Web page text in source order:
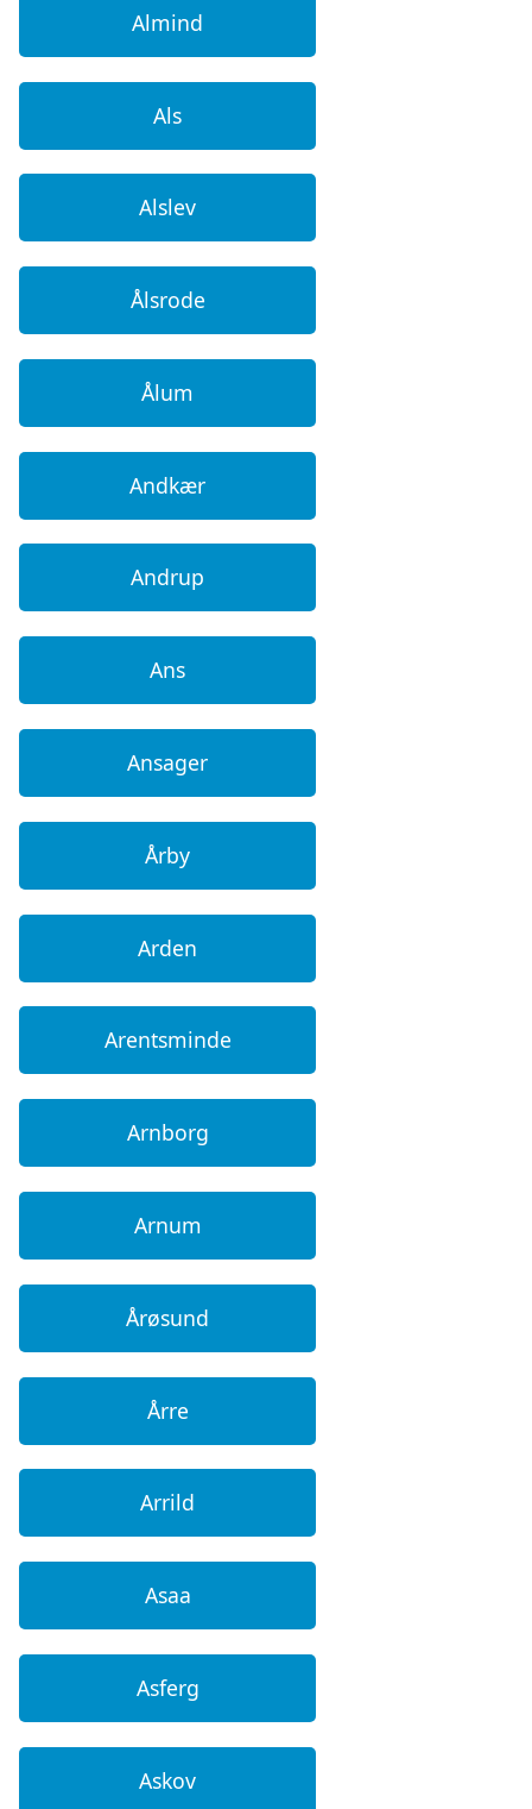
Almind
Als
Alslev
Ålsrode
Ålum
Andkær
Andrup
Ans
Ansager
Årby
Arden
Arentsminde
Arnborg
Arnum
Årøsund
Årre
Arrild
Asaa
Asferg
Askov